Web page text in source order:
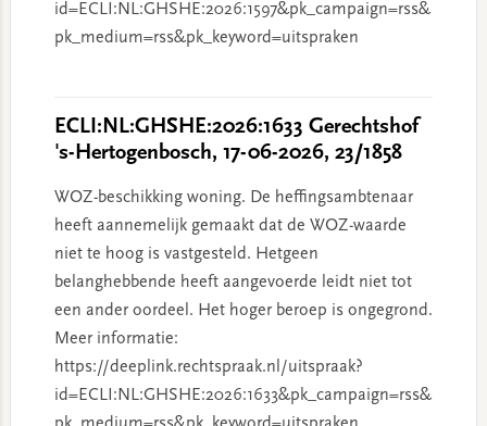
id=ECLI:NL:GHSHE:2026:1597&pk_campaign=rss&
pk_medium=rss&pk_keyword=uitspraken
ECLI:NL:GHSHE:2026:1633 Gerechtshof
's-Hertogenbosch, 17-06-2026, 23/1858
WOZ-beschikking woning. De heffingsambtenaar
heeft aannemelijk gemaakt dat de WOZ-waarde
niet te hoog is vastgesteld. Hetgeen
belanghebbende heeft aangevoerde leidt niet tot
een ander oordeel. Het hoger beroep is ongegrond.
Meer informatie:
https://deeplink.rechtspraak.nl/uitspraak?
id=ECLI:NL:GHSHE:2026:1633&pk_campaign=rss&